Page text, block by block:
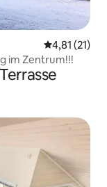
4,81 (21)
im Zentrum!!!